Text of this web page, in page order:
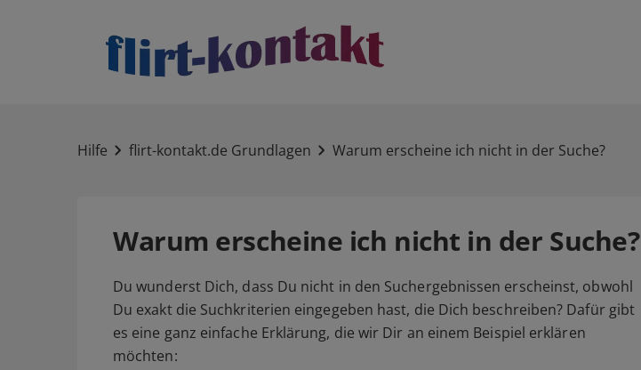
Hilfe flirt-kontakt.de Grundlagen Warum erscheine ich nicht in der Suche?
Warum erscheine ich nicht in der Suche?
Du wunderst Dich, dass Du nicht in den Suchergebnissen erscheinst, obwohl
Du exakt die Suchkriterien eingegeben hast, die Dich beschreiben? Dafür gibt
es eine ganz einfache Erklärung, die wir Dir an einem Beispiel erklären
möchten: